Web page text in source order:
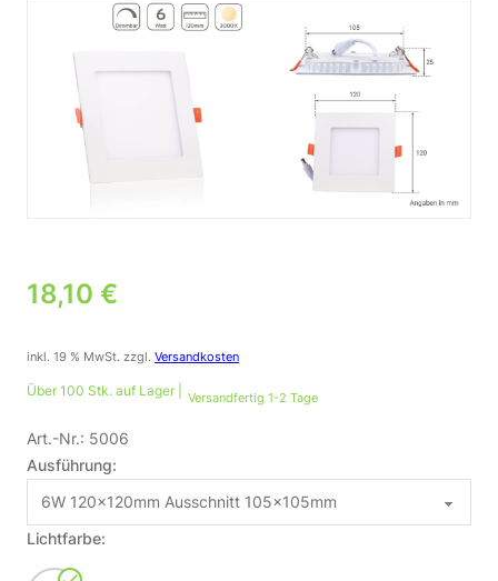
18,10 €
inkl. 19 % MwSt. zzgl.Versandkosten
Über 100 Stk. auf Lager | Versandfertig 1-2 Tage
Art.-Nr.: 5006
Ausführung:
Lichtfarbe: